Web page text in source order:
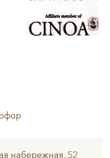
набережная, 52